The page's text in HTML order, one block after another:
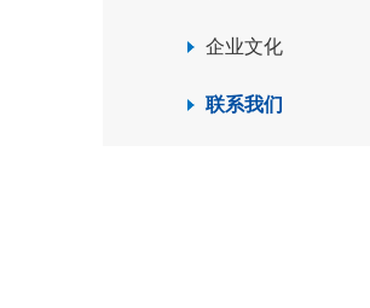
企业文化
联系我们